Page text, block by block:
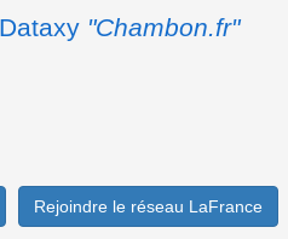
"Chambon.fr"
Rejoindre le réseau LaFrance